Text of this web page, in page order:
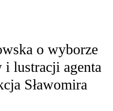
o wyborze
i lustracji agenta
Sławomira